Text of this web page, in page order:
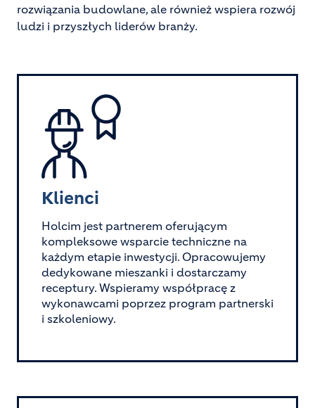
rozwiązania budowlane, ale również wspiera rozwój
ludzi i przyszłych liderów branży.
Klienci
Holcim jest partnerem oferującym
kompleksowe wsparcie techniczne na
każdym etapie inwestycji. Opracowujemy
dedykowane mieszanki i dostarczamy
receptury. Wspieramy współpracę z
wykonawcami poprzez program partnerski
i szkoleniowy.